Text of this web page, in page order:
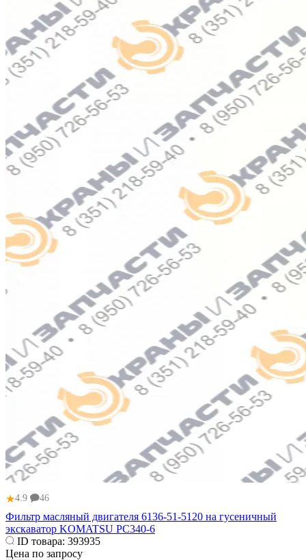
★4.9 46
Фильтр масляный двигателя 6136-51-5120 на гусеничный
экскаватор KOMATSU PC340-6
ID товара: 393935
Цена по запросу